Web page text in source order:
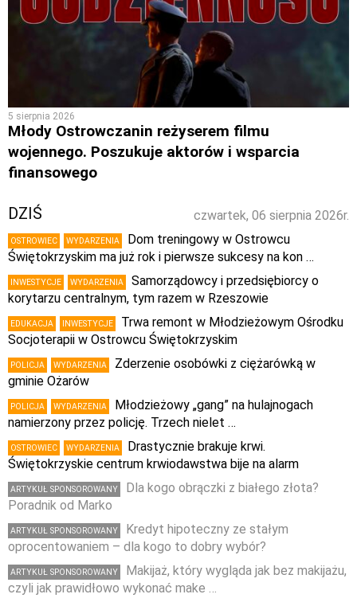
5 sierpnia 2026
Młody Ostrowczanin reżyserem filmu
wojennego. Poszukuje aktorów i wsparcia
finansowego
czwartek, 06 sierpnia 2026r.
DZIŚ
OSTROWIEC WYDARZENIA
Dom treningowy w Ostrowcu
Świętokrzyskim ma już rok i pierwsze sukcesy na kon …
INWESTYCJE WYDARZENIA
Samorządowcy i przedsiębiorcy o
korytarzu centralnym, tym razem w Rzeszowie
EDUKACJA INWESTYCJE
Trwa remont w Młodzieżowym Ośrodku
Socjoterapii w Ostrowcu Świętokrzyskim
POLICJA WYDARZENIA
Zderzenie osobówki z ciężarówką w
gminie Ożarów
POLICJA WYDARZENIA
Młodzieżowy „gang” na hulajnogach
namierzony przez policję. Trzech nielet …
OSTROWIEC WYDARZENIA
Drastycznie brakuje krwi.
Świętokrzyskie centrum krwiodawstwa bije na alarm
ARTYKUŁ SPONSOROWANY
Dla kogo obrączki z białego złota?
Poradnik od Marko
ARTYKUŁ SPONSOROWANY
Kredyt hipoteczny ze stałym
oprocentowaniem – dla kogo to dobry wybór?
ARTYKUŁ SPONSOROWANY
Makijaż, który wygląda jak bez makijażu,
czyli jak prawidłowo wykonać make …